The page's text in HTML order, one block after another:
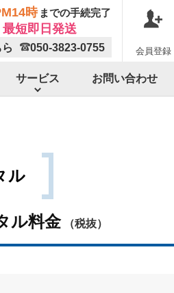
時 までの手続完了
最短即日発送
050-3823-0755 会員登録
サービス お問い合わせ
ル
ル料金 （税抜）